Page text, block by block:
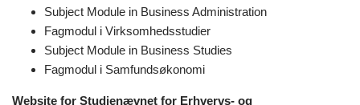
Subject Module in Business Administration
Fagmodul i Virksomhedsstudier
Subject Module in Business Studies
Fagmodul i Samfundsøkonomi
Website for Studienævnet for Erhvervs- og